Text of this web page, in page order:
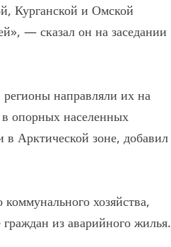
Курганской и Омской
— сказал он на заседании
направляли их на
опорных населенных
Арктической зоне, добавил
хозяйства,
из аварийного жилья.